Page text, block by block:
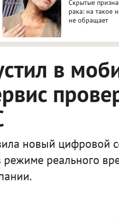
Скрытые
рака: на такое
не обращает
в
новый цифровой
реального